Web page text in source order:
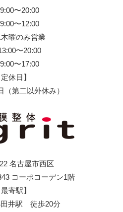
〜20:00
〜12:00
曜のみ営業
〜20:00
〜17:00
定休日】
（第二以外休み）
名古屋市西区
コーポコーデン1階
最寄駅】
井駅 徒歩20分